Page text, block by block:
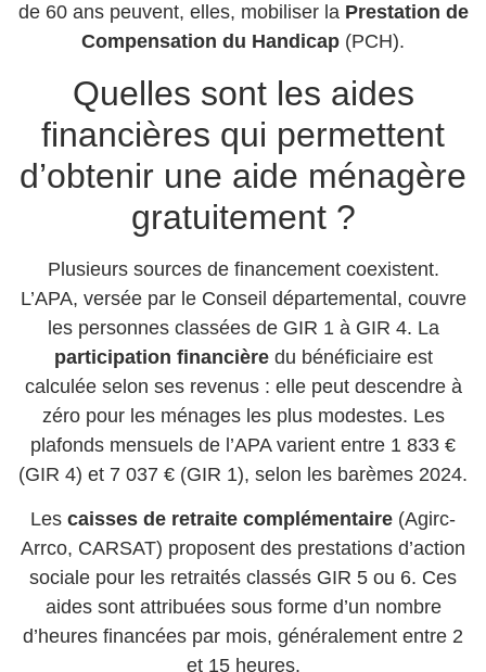
de 60 ans peuvent, elles, mobiliser la Prestation de
Compensation du Handicap (PCH).
Quelles sont les aides
financières qui permettent
d’obtenir une aide ménagère
gratuitement ?
Plusieurs sources de financement coexistent.
L’APA, versée par le Conseil départemental, couvre
les personnes classées de GIR 1 à GIR 4. La
participation financièredu bénéficiaire est
calculée selon ses revenus : elle peut descendre à
zéro pour les ménages les plus modestes. Les
plafonds mensuels de l’APA varient entre 1 833 €
(GIR 4) et 7 037 € (GIR 1), selon les barèmes 2024.
Les caisses de retraite complémentaire (Agirc-
Arrco, CARSAT) proposent des prestations d’action
sociale pour les retraités classés GIR 5 ou 6. Ces
aides sont attribuées sous forme d’un nombre
d’heures financées par mois, généralement entre 2
et 15 heures.